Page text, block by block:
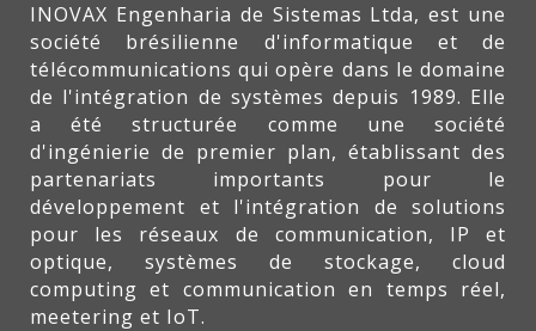
INOVAX Engenharia de Sistemas Ltda, est une
société brésilienne d'informatique et de
télécommunications qui opère dans le domaine
de l'intégration de systèmes depuis 1989. Elle
a été structurée comme une société
d'ingénierie de premier plan, établissant des
partenariats importants pour le
développement et l'intégration de solutions
pour les réseaux de communication, IP et
optique, systèmes de stockage, cloud
computing et communication en temps réel,
meetering et IoT.